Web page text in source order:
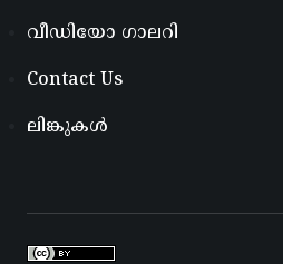
വീഡിയോ ഗാലറി
Contact Us
ലിങ്കുകൾ